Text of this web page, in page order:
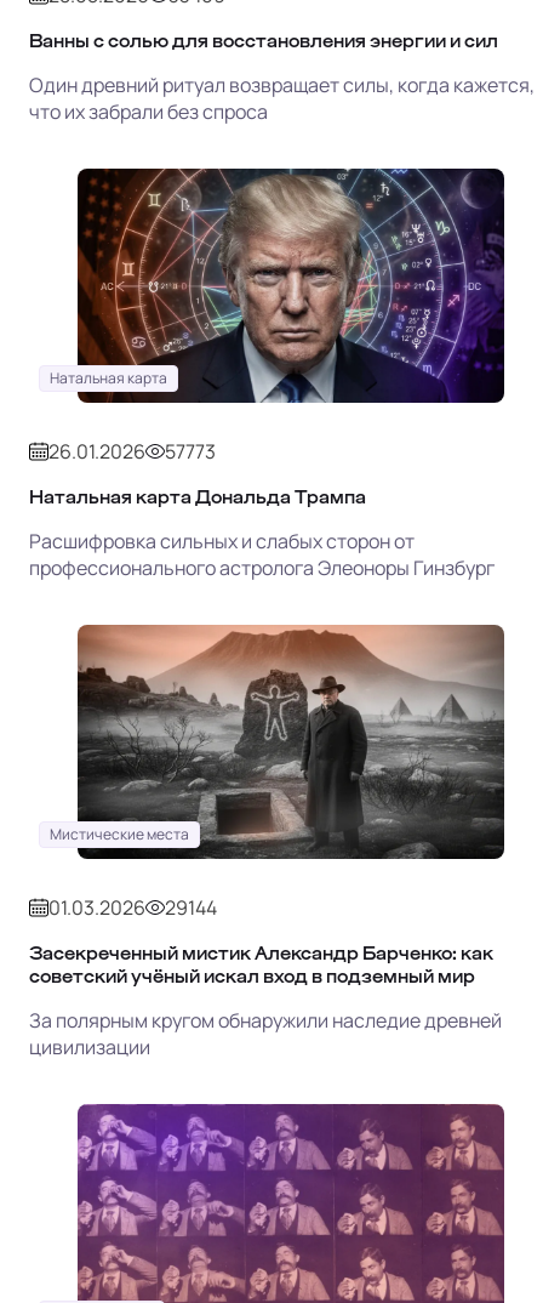
Ванны с солью для восстановления энергии и сил
Один древний ритуал возвращает силы, когда кажется,
что их забрали без спроса
Натальная карта
26.01.2026 57773
Натальная карта Дональда Трампа
Расшифровка сильных и слабых сторон от
профессионального астролога Элеоноры Гинзбург
Мистические места
01.03.2026 29144
Засекреченный мистик Александр Барченко: как
советский учёный искал вход в подземный мир
За полярным кругом обнаружили наследие древней
цивилизации